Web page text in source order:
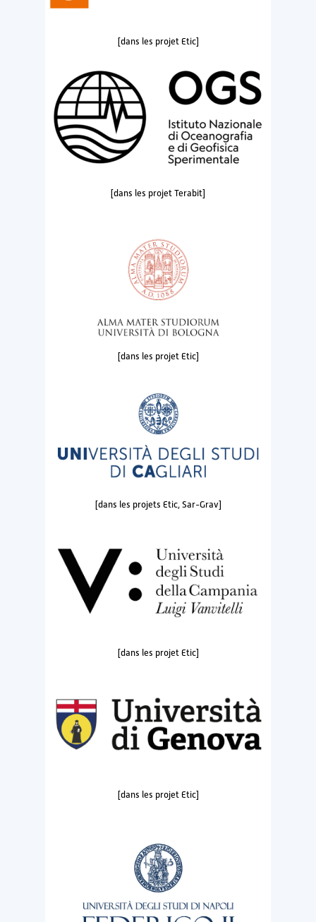
[dans les projet Etic]
[dans les projet Terabit]
[dans les projet Etic]
[dans les projets Etic, Sar-Grav]
[dans les projet Etic]
[dans les projet Etic]